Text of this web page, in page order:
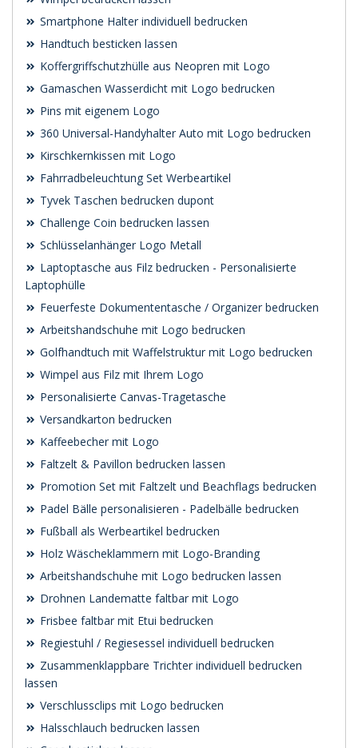
Smartphone Halter individuell bedrucken
Handtuch besticken lassen
Koffergriffschutzhülle aus Neopren mit Logo
Gamaschen Wasserdicht mit Logo bedrucken
Pins mit eigenem Logo
360 Universal-Handyhalter Auto mit Logo bedrucken
Kirschkernkissen mit Logo
Fahrradbeleuchtung Set Werbeartikel
Tyvek Taschen bedrucken dupont
Challenge Coin bedrucken lassen
Schlüsselanhänger Logo Metall
Laptoptasche aus Filz bedrucken - Personalisierte
Laptophülle
Feuerfeste Dokumententasche / Organizer bedrucken
Arbeitshandschuhe mit Logo bedrucken
Golfhandtuch mit Waffelstruktur mit Logo bedrucken
Wimpel aus Filz mit Ihrem Logo
Personalisierte Canvas-Tragetasche
Versandkarton bedrucken
Kaffeebecher mit Logo
Faltzelt & Pavillon bedrucken lassen
Promotion Set mit Faltzelt und Beachflags bedrucken
Padel Bälle personalisieren - Padelbälle bedrucken
Fußball als Werbeartikel bedrucken
Holz Wäscheklammern mit Logo-Branding
Arbeitshandschuhe mit Logo bedrucken lassen
Drohnen Landematte faltbar mit Logo
Frisbee faltbar mit Etui bedrucken
Regiestuhl / Regiesessel individuell bedrucken
Zusammenklappbare Trichter individuell bedrucken
lassen
Verschlussclips mit Logo bedrucken
Halsschlauch bedrucken lassen